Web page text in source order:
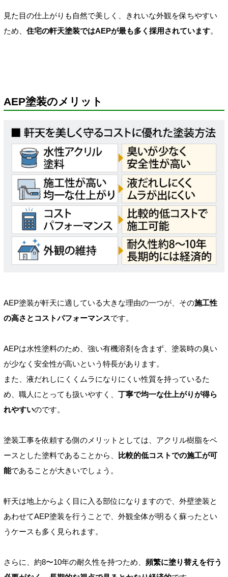
見た目の仕上がりも自然で美しく、きれいな外観を保ちやすい
ため、 住宅の軒天塗装ではAEPが最も多く採用されています。
AEP塗装のメリット
AEP塗装が軒天に適している大きな理由の一つが、その施工性
の高さとコストパフォーマンスです。
AEPは水性塗料のため、強い有機溶剤を含まず、塗装時の臭い
が少なく安全性が高いという特長があります。
また、液だれしにくくムラになりにくい性質を持っているた
め、職人にとっても扱いやすく、 丁寧で均一な仕上がりが得ら
れやすいのです。
塗装工事を依頼する側のメリットとしては、アクリル樹脂をベ
ースとした塗料であることから、
比較的低コストでの施工が可
能であることが大きいでしょう。
軒天は地上からよく目に入る部位になりますので、外壁塗装と
あわせてAEP塗装を行うことで、外観全体が明るく蘇ったとい
うケースも多く見られます。
さらに、約8〜10年の耐久性を持つため、 頻繁に塗り替えを行う